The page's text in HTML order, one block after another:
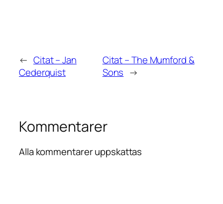
← Citat – Jan
Cederquist
Citat – The Mumford &
Sons →
Kommentarer
Alla kommentarer uppskattas